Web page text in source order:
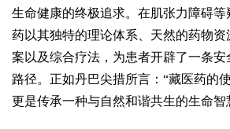
生命健康的终极追求。在肌张力障碍
药以其独特的理论体系、天然的药物
案以及综合疗法，为患者开辟了一条
路径。正如丹巴尖措所言：“藏医药的
更是传承一种与自然和谐共生的生命智